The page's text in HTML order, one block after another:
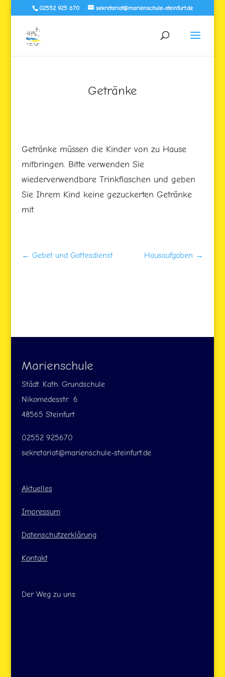
02552 925 670 sekretariat@marienschule-steinfurt.de
Getränke
Getränke müssen die Kinder von zu Hause
mitbringen. Bitte verwenden Sie
wiederverwendbare Trinkflaschen und geben
Sie Ihrem Kind keine gezuckerten Getränke
mit.
← Gebet und Gottesdienst Hausaufgaben →
Marienschule
Städt. Kath. Grundschule
Nikomedesstr. 6
48565 Steinfurt
02552 925670
sekretariat@marienschule-steinfurt.de
Aktuelles
Impressum
Datenschutzerklärung
Kontakt
Der Weg zu uns: